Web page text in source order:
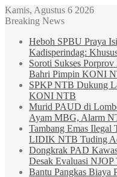
Kamis, Agustus 6 2026
Breaking News
Heboh SPBU Praya
Kadisperindag:
Soroti Sukses
Bahri Pimpin KONI
SPKP NTB Dukung
KONI NTB
Murid PAUD di
Ayam MBG, Alarm
Tambang Emas Ilegal
LIDIK NTB Tuding
Dongkrak PAD
Desak Evaluasi
Bantu Pangkas Biaya